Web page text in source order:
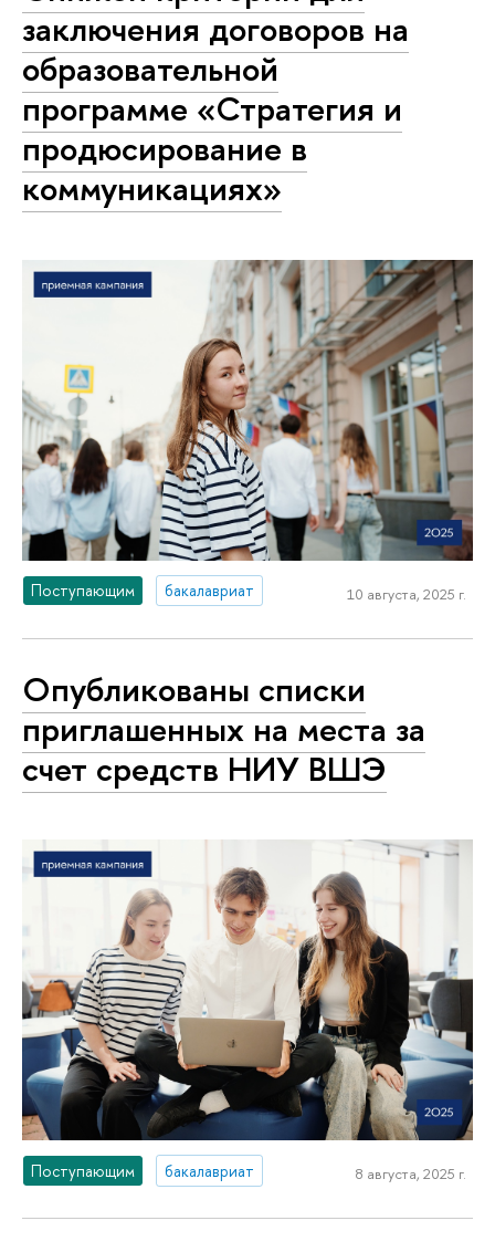
заключения договоров на
образовательной
программе «Стратегия и
продюсирование в
коммуникациях»
Поступающим бакалавриат 10 августа, 2025 г.
Опубликованы списки
приглашенных на места за
счет средств НИУ ВШЭ
Поступающим бакалавриат 8 августа, 2025 г.